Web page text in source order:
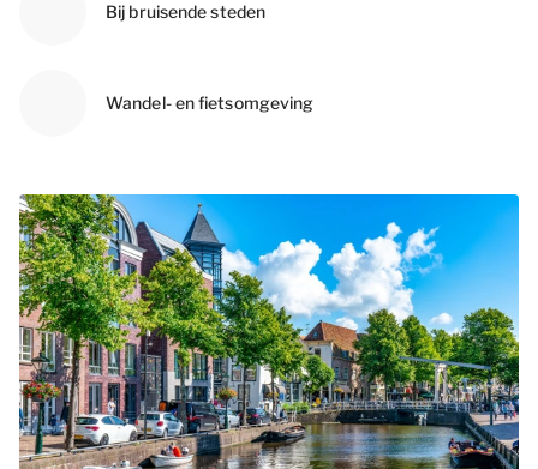
Bij bruisende steden
Wandel- en fietsomgeving